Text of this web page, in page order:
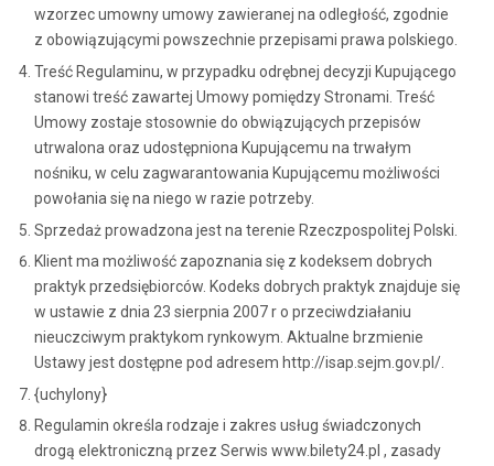
wzorzec umowny umowy zawieranej na odległość, zgodnie
z obowiązującymi powszechnie przepisami prawa polskiego.
Treść Regulaminu, w przypadku odrębnej decyzji Kupującego
stanowi treść zawartej Umowy pomiędzy Stronami. Treść
Umowy zostaje stosownie do obwiązujących przepisów
utrwalona oraz udostępniona Kupującemu na trwałym
nośniku, w celu zagwarantowania Kupującemu możliwości
powołania się na niego w razie potrzeby.
Sprzedaż prowadzona jest na terenie Rzeczpospolitej Polski.
Klient ma możliwość zapoznania się z kodeksem dobrych
praktyk przedsiębiorców. Kodeks dobrych praktyk znajduje się
w ustawie z dnia 23 sierpnia 2007 r o przeciwdziałaniu
nieuczciwym praktykom rynkowym. Aktualne brzmienie
Ustawy jest dostępne pod adresem http://isap.sejm.gov.pl/.
{uchylony}
Regulamin określa rodzaje i zakres usług świadczonych
drogą elektroniczną przez Serwis www.bilety24.pl , zasady